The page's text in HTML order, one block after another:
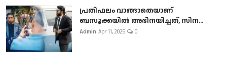
പ്രതിഫലം വാങ്ങാതെയാണ്
ബസൂക്കയില്‍ അഭിനയിച്ചത്, സിന...
Admin Apr 11, 2025 0